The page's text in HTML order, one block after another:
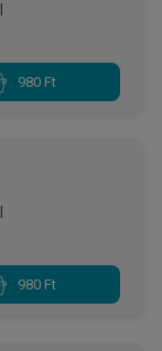
980 Ft
980 Ft